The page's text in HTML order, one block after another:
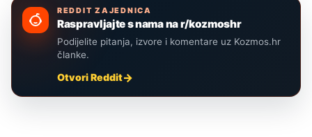
REDDIT ZAJEDNICA
Raspravljajte s nama na r/kozmoshr
Podijelite pitanja, izvore i komentare uz Kozmos.hr
članke.
Otvori Reddit